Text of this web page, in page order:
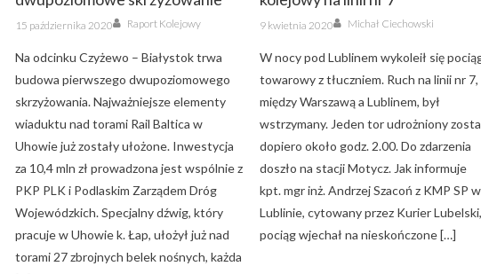
Posted
on
15 października 2020 Author
Raport Kolejowy
Na odcinku Czyżewo – Białystok trwa
budowa pierwszego dwupoziomowego
skrzyżowania. Najważniejsze elementy
wiaduktu nad torami Rail Baltica w
Uhowie już zostały ułożone. Inwestycja
za 10,4 mln zł prowadzona jest wspólnie z
PKP PLK i Podlaskim Zarządem Dróg
Wojewódzkich. Specjalny dźwig, który
pracuje w Uhowie k. Łap, ułożył już nad
torami 27 zbrojnych belek nośnych, każda
Posted
on
9 kwietnia 2020 Author
Michał Ciechowski
W nocy pod Lublinem wykoleił się
towarowy z tłuczniem. Ruch na linii nr 7,
między Warszawą a Lublinem, był
wstrzymany. Jeden tor udrożniony
dopiero około godz. 2.00. Do zdarzenia
doszło na stacji Motycz. Jak informuje
kpt. mgr inż. Andrzej Szacoń z KMP SP w
Lublinie, cytowany przez Kurier
pociąg wjechał na nieskończone […]